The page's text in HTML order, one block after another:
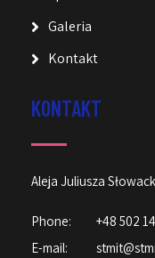
Galeria
Kontakt
KONTAKT
Aleja Juliusza
Phone:
+48 502
E-mail: